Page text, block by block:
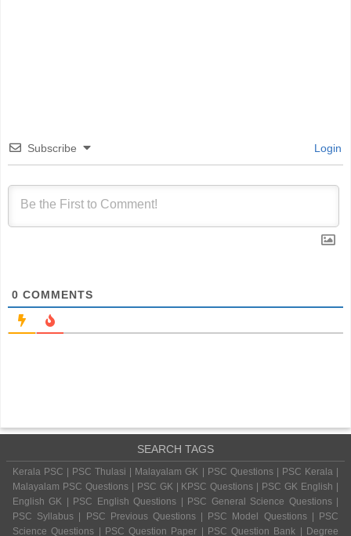
Subscribe Login
0 COMMENTS
SEARCH TAGS
Kerala PSC | PSC Thulasi | Malayalam GK | PSC Questions | PSC Kerala |
Malayalam PSC Questions | PSC GK | KPSC Questions | PSC GK English |
English GK | PSC English Questions | PSC General Science Questions |
PSC Syllabus | PSC Previous Questions | PSC Model Questions | PSC
Science Questions | PSC Question Paper | PSC Question Bank | Degree